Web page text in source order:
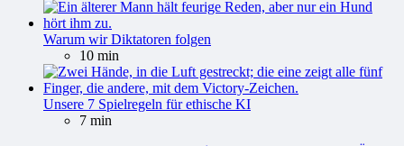
Warum wir Diktatoren folgen
10 min
Unsere 7 Spielregeln für ethische KI
7 min